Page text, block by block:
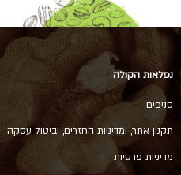
נפלאות הקולה
סניפים
תקנון אתר, ומדיניות החזרים, וביטול עסקה
מדיניות פרטיות